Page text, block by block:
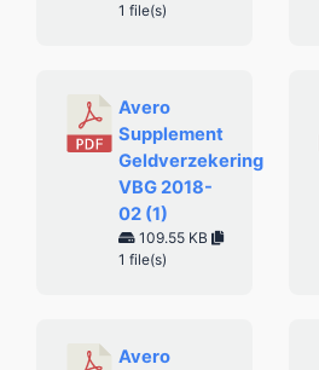
1 file(s)
Avero
Supplement
Geldverzekering
VBG 2018-
02 (1)
109.55 KB
1 file(s)
Avero